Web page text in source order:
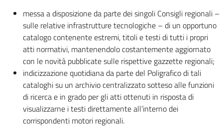
messa a disposizione da parte dei singoli Consigli regionali –
sulle relative infrastrutture tecnologiche – di un opportuno
catalogo contenente estremi, titoli e testi di tutti i propri
atti normativi, mantenendolo costantemente aggiornato
con le novità pubblicate sulle rispettive gazzette regionali;
indicizzazione quotidiana da parte del Poligrafico di tali
cataloghi su un archivio centralizzato sotteso alle funzioni
di ricerca e in grado per gli atti ottenuti in risposta di
visualizzarne i testi direttamente all’interno dei
corrispondenti motori regionali.